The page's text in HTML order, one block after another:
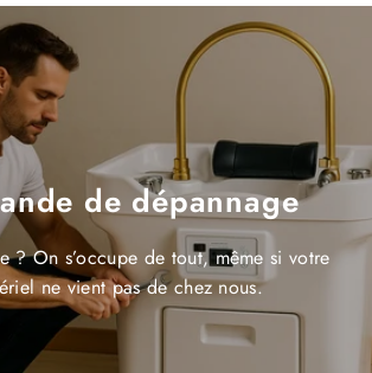
(0)
(0)
de dépannage
? On s’occupe de tout, même si votre
ne vient pas de chez nous.